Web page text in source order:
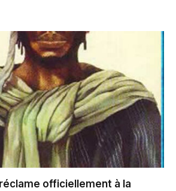
officiellement à la